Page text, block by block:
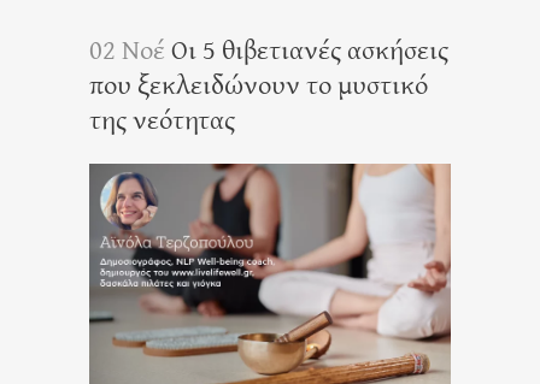
02 ΝοέΟι 5 θιβετιανές ασκήσεις
που ξεκλειδώνουν το μυστικό
της νεότητας